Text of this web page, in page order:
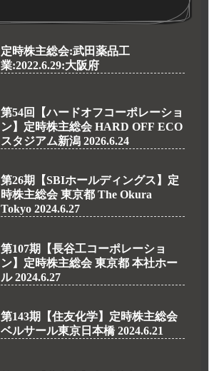
定時株主総会:武田薬品工
業:2022.6.29:大阪府
第54回【ハードオフコーポレーショ
ン】定時株主総会 HARD OFF ECO
スタジアム新潟 2026.6.24
第26期【SBIホールディングス】定
時株主総会 東京都 The Okura
Tokyo 2024.6.27
第107期【長谷工コーポレーショ
ン】定時株主総会 東京都 本社ホー
ル 2024.6.27
第143期【住友化学】定時株主総会
ベルサール東京日本橋 2024.6.21